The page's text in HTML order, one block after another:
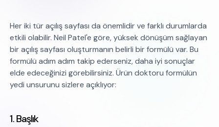
Her iki tür açılış sayfası da önemlidir ve farklı durumlarda
etkili olabilir. Neil Patel'e göre, yüksek dönüşüm sağlayan
bir açılış sayfası oluşturmanın belirli bir formülü var. Bu
formülü adım adım takip ederseniz, daha iyi sonuçlar
elde edeceğinizi görebilirsiniz. Ürün doktoru formülün
yedi unsurunu sizlere açıklıyor:
1. Başlık